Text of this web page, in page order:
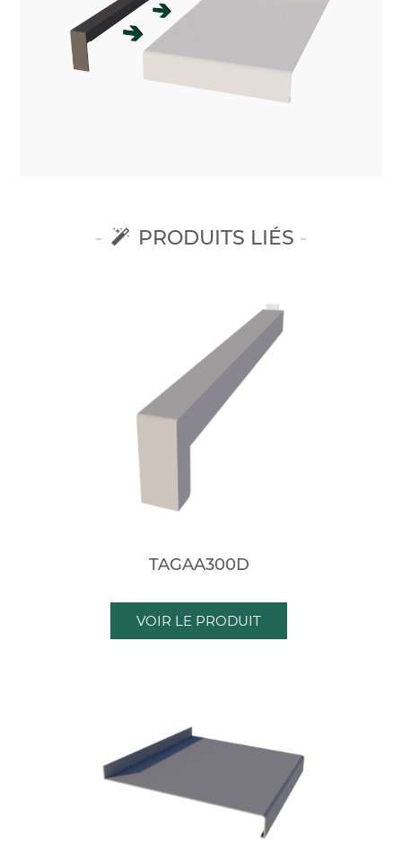
PRODUITS LIÉS
TAGAA300D
VOIR LE PRODUIT